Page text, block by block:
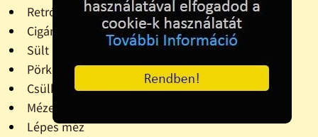
Retró szendvics
Cigány pecsenye
Sült kolbász
Pörkölt, kenyérrel
Csülkös pacal
Mézeskalács - karácsony
Lépes méz